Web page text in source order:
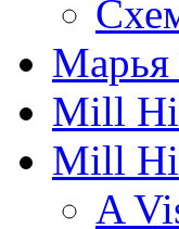
Марья
Mill
Mill
A